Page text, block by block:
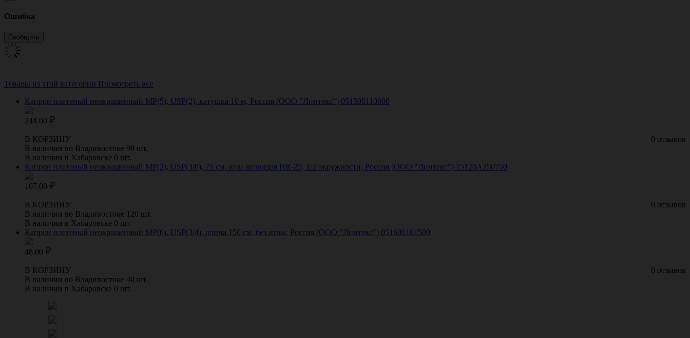
Ошибка
Товары из этой категории Посмотреть все
Капрон плетеный неокрашенный МР(5), USP(2), катушка 10 м, Россия (ООО "Линтекс") 051500110000
244.00
0 отзывов
В КОРЗИНУ
В наличии во Владивостоке 98 шт.
В наличии в Хабаровске 0 шт.
Капрон плетеный неокрашенный МР(2), USP(3/0), 75 см, игла колющая HR-25, 1/2 окружности, Россия (ООО "Линтекс") 15120A250750
107.00
0 отзывов
В КОРЗИНУ
В наличии во Владивостоке 120 шт.
В наличии в Хабаровске 0 шт.
Капрон плетеный неокрашенный МР(6), USP(3/4), длина 150 см, без иглы, Россия (ООО "Линтекс") 051600101500
48.00
0 отзывов
В КОРЗИНУ
В наличии во Владивостоке 40 шт.
В наличии в Хабаровске 0 шт.